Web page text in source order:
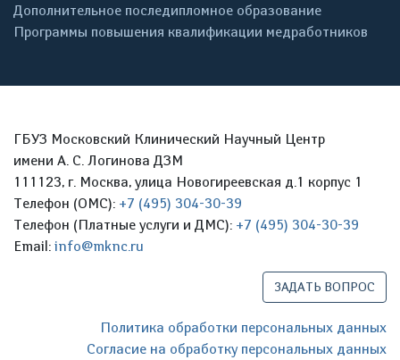
Дополнительное последипломное образование
Программы повышения квалификации медработников
ГБУЗ Московский Клинический Научный Центр
имени А. С. Логинова ДЗМ
111123, г. Москва, улица Новогиреевская д.1 корпус 1
Телефон (ОМС): +7 (495) 304-30-39
Телефон (Платные услуги и ДМС): +7 (495) 304-30-39
Email: info@mknc.ru
ЗАДАТЬ ВОПРОС
Политика обработки персональных данных
Согласие на обработку персональных данных